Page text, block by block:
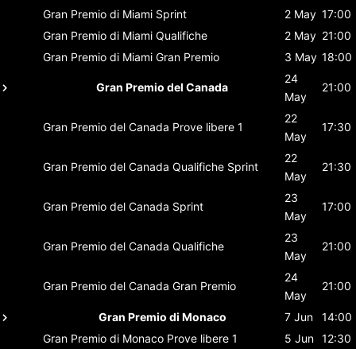
Gran Premio di Miami Sprint 2 May 17:00
Gran Premio di Miami Qualifiche 2 May 21:00
Gran Premio di Miami Gran Premio 3 May 18:00
Gran Premio del Canada
24
May
21:00
Gran Premio del Canada Prove libere 1
22
May
17:30
Gran Premio del Canada Qualifiche Sprint
22
May
21:30
Gran Premio del Canada Sprint
23
May
17:00
Gran Premio del Canada Qualifiche
23
May
21:00
Gran Premio del Canada Gran Premio
24
May
21:00
Gran Premio di Monaco 7 Jun
14:00
Gran Premio di Monaco Prove libere 1 5 Jun 12:30